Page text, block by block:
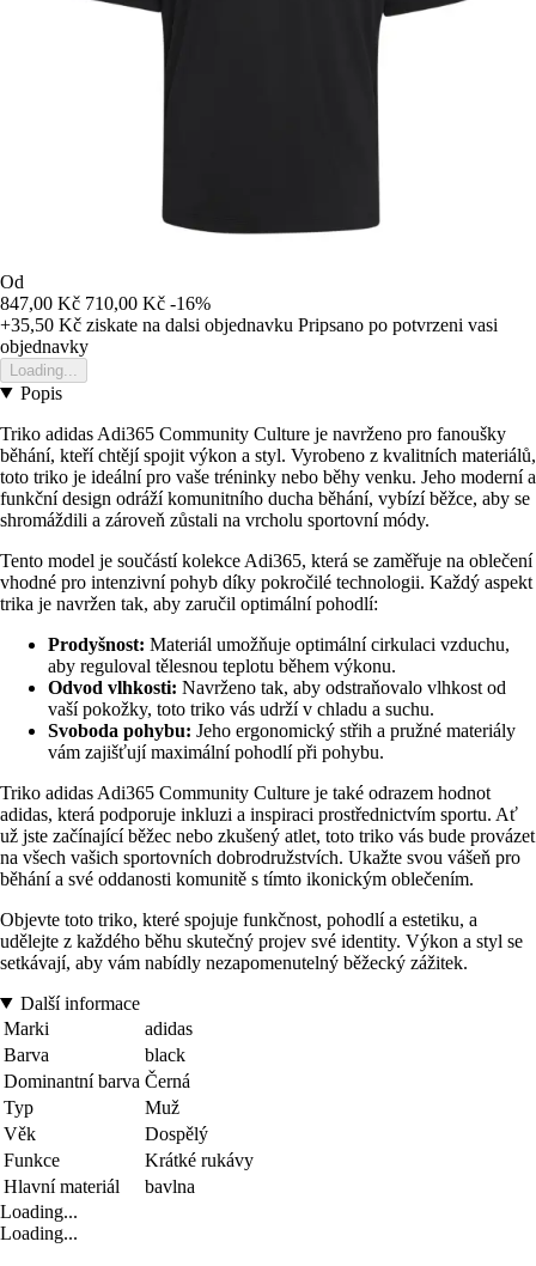
Od
847,00 Kč 710,00 Kč -16%
+35,50 Kč ziskate na dalsi objednavku Pripsano po potvrzeni vasi
objednavky
Loading...
Popis
Triko adidas Adi365 Community Culture je navrženo pro fanoušky
běhání, kteří chtějí spojit výkon a styl. Vyrobeno z kvalitních materiálů,
toto triko je ideální pro vaše tréninky nebo běhy venku. Jeho moderní a
funkční design odráží komunitního ducha běhání, vybízí běžce, aby se
shromáždili a zároveň zůstali na vrcholu sportovní módy.
Tento model je součástí kolekce Adi365, která se zaměřuje na oblečení
vhodné pro intenzivní pohyb díky pokročilé technologii. Každý aspekt
trika je navržen tak, aby zaručil optimální pohodlí:
Prodyšnost: Materiál umožňuje optimální cirkulaci vzduchu,
aby reguloval tělesnou teplotu během výkonu.
Odvod vlhkosti: Navrženo tak, aby odstraňovalo vlhkost od
vaší pokožky, toto triko vás udrží v chladu a suchu.
Svoboda pohybu: Jeho ergonomický střih a pružné materiály
vám zajišťují maximální pohodlí při pohybu.
Triko adidas Adi365 Community Culture je také odrazem hodnot
adidas, která podporuje inkluzi a inspiraci prostřednictvím sportu. Ať
už jste začínající běžec nebo zkušený atlet, toto triko vás bude provázet
na všech vašich sportovních dobrodružstvích. Ukažte svou vášeň pro
běhání a své oddanosti komunitě s tímto ikonickým oblečením.
Objevte toto triko, které spojuje funkčnost, pohodlí a estetiku, a
udělejte z každého běhu skutečný projev své identity. Výkon a styl se
setkávají, aby vám nabídly nezapomenutelný běžecký zážitek.
Další informace
Marki
adidas
Barva
black
Dominantní barva Černá
Typ
Muž
Věk
Dospělý
Funkce
Krátké rukávy
Hlavní materiál
bavlna
Loading...
Loading...